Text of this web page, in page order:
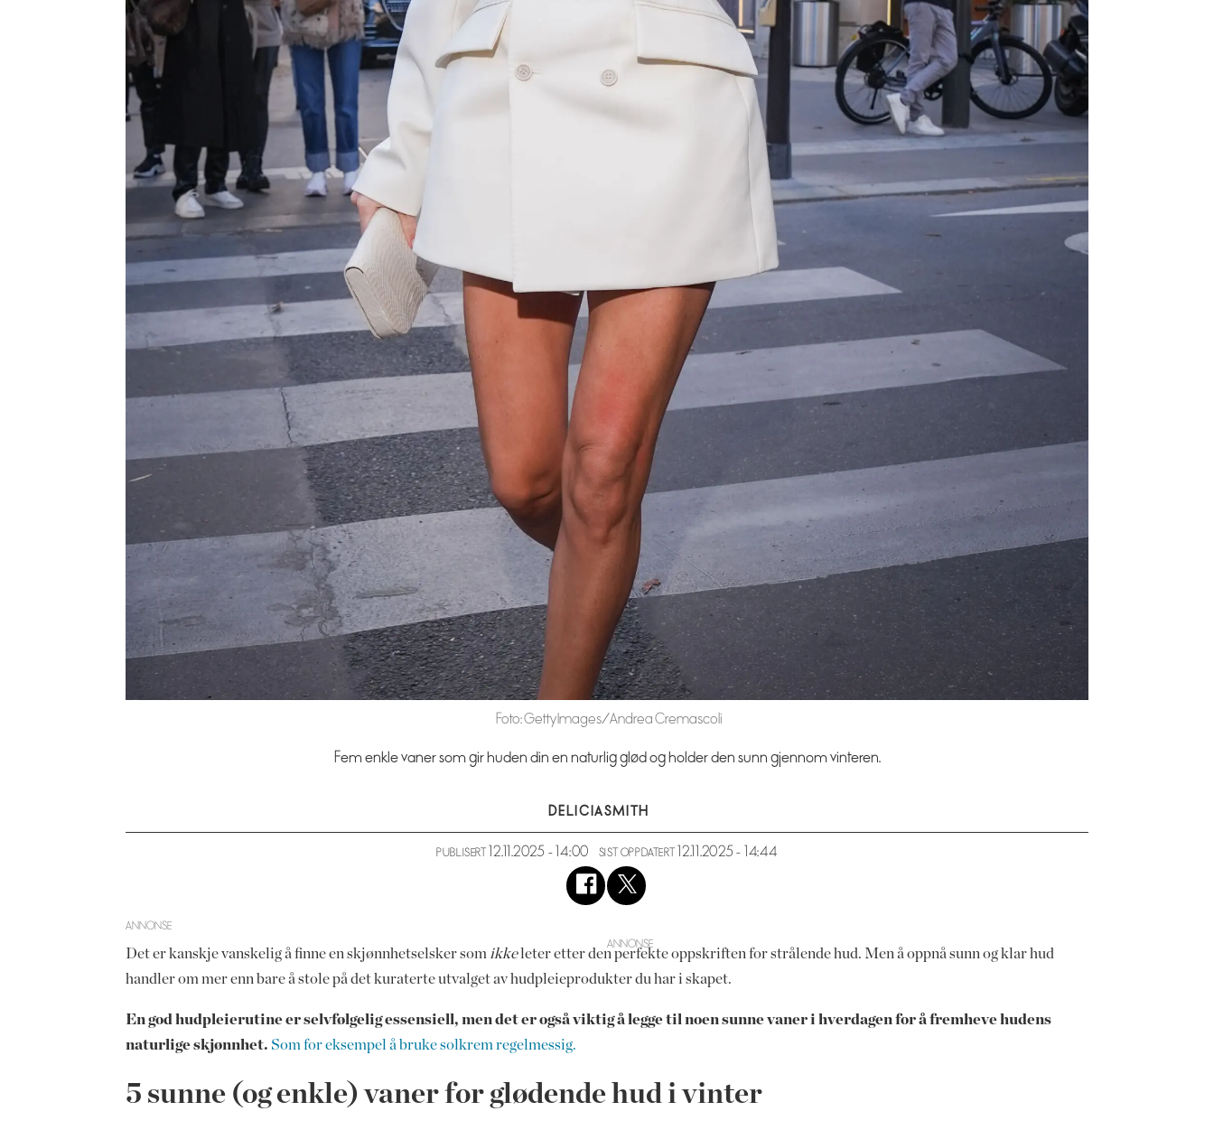
Foto: Getty Images/Andrea Cremascoli
Fem enkle vaner som gir huden din en naturlig glød og holder den sunn gjennom vinteren.
DELICIASMITH
PUBLISERT 12.11.2025 - 14:00 SIST OPPDATERT 12.11.2025 - 14:44
ANNONSE
Det er kanskje vanskelig å finne en skjønnhetselsker som ikkeleter etter den perfekte oppskriften for strålende hud. Men å oppnå sunn og klar hud
handler om mer enn bare å stole på det kuraterte utvalget av hudpleieprodukter du har i skapet.
En god hudpleierutine er selvfølgelig essensiell, men det er også viktig å legge til noen sunne vaner i hverdagen for å fremheve hudens
naturlige skjønnhet. Som for eksempel å bruke solkrem regelmessig.
5 sunne (og enkle) vaner for glødende hud i vinter